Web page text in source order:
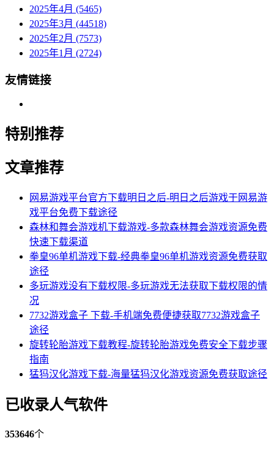
2025年4月 (5465)
2025年3月 (44518)
2025年2月 (7573)
2025年1月 (2724)
友情链接
特别推荐
文章推荐
网易游戏平台官方下载明日之后-明日之后游戏于网易游
戏平台免费下载途径
森林和舞会游戏机下载游戏-多款森林舞会游戏资源免费
快速下载渠道
拳皇96单机游戏下载-经典拳皇96单机游戏资源免费获取
途径
多玩游戏没有下载权限-多玩游戏无法获取下载权限的情
况
7732游戏盒子 下载-手机端免费便捷获取7732游戏盒子
途径
旋转轮胎游戏下载教程-旋转轮胎游戏免费安全下载步骤
指南
猛犸汉化游戏下载-海量猛犸汉化游戏资源免费获取途径
已收录人气软件
353646个